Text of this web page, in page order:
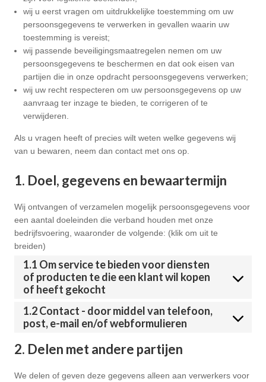
wij u eerst vragen om uitdrukkelijke toestemming om uw
persoonsgegevens te verwerken in gevallen waarin uw
toestemming is vereist;
wij passende beveiligingsmaatregelen nemen om uw
persoonsgegevens te beschermen en dat ook eisen van
partijen die in onze opdracht persoonsgegevens verwerken;
wij uw recht respecteren om uw persoonsgegevens op uw
aanvraag ter inzage te bieden, te corrigeren of te
verwijderen.
Als u vragen heeft of precies wilt weten welke gegevens wij
van u bewaren, neem dan contact met ons op.
1. Doel, gegevens en bewaartermijn
Wij ontvangen of verzamelen mogelijk persoonsgegevens voor
een aantal doeleinden die verband houden met onze
bedrijfsvoering, waaronder de volgende: (klik om uit te
breiden)
1.1 Om service te bieden voor diensten
of producten te die een klant wil kopen
of heeft gekocht
1.2 Contact - door middel van telefoon,
post, e-mail en/of webformulieren
2. Delen met andere partijen
We delen of geven deze gegevens alleen aan verwerkers voor